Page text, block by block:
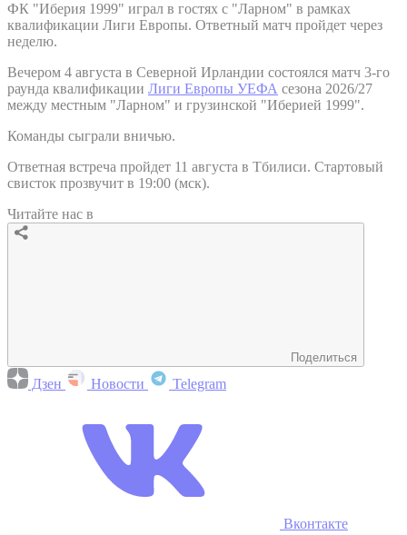
ФК "Иберия 1999" играл в гостях с "Ларном" в рамках
квалификации Лиги Европы. Ответный матч пройдет через
неделю.
Вечером 4 августа в Северной Ирландии состоялся матч 3-го
раунда квалификации Лиги Европы УЕФА сезона 2026/27
между местным "Ларном" и грузинской "Иберией 1999".
Команды сыграли вничью.
Ответная встреча пройдет 11 августа в Тбилиси. Стартовый
свисток прозвучит в 19:00 (мск).
Читайте нас в
Поделиться
Дзен Новости Telegram
Вконтакте